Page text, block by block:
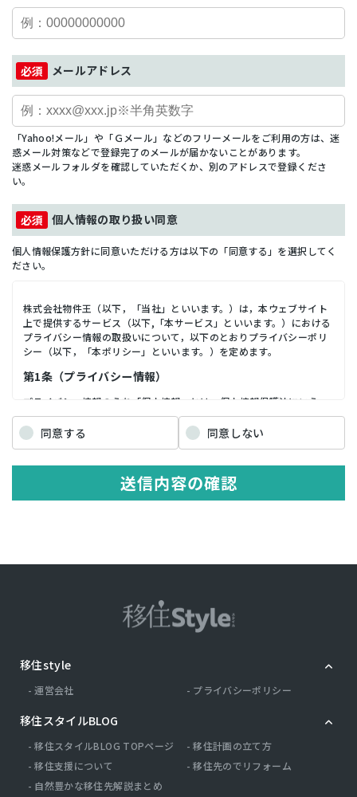
メールアドレス
「Yahoo!メール」や「Ｇメール」などのフリーメールをご利用の方は、迷
惑メール対策などで登録完了のメールが届かないことがあります。
迷惑メールフォルダを確認していただくか、別のアドレスで登録くださ
い。
個人情報の取り扱い同意
個人情報保護方針に同意いただける方は以下の「同意する」を選択してく
ださい。
株式会社物件王（以下，「当社」といいます。）は，本ウェブサイト
上で提供するサービス（以下,「本サービス」といいます。）における
プライバシー情報の取扱いについて，以下のとおりプライバシーポリ
シー（以下，「本ポリシー」といいます。）を定めます。
第1条（プライバシー情報）
プライバシー情報のうち「個人情報」とは，個人情報保護法にいう
「個人情報」を指すものとし，生存する個人に関する情報であって，
当該情報に含まれる氏名，生年月日，住所，電話番号，連絡先その他
の記述等により特定の個人を識別できる情報を指します。 プライバシ
情報」以外のものをいい，ご利用いただいたサービスやご購入いただ
いた商品，ご覧になったページや広告の履歴，ユーザーが検索された
検索キーワード，ご利用日時，ご利用の方法，ご利用環境，郵便番号
第２条（プライバシー情報の収集方法）
番号，メールアドレス，銀行口座番号，クレジットカード番号，運転
免許証番号などの個人情報をお尋ねすることがあります。また，ユー
ザーと提携先などとの間でなされたユーザーの個人情報を含む取引記
配信先などを含みます。以下，｢提携先｣といいます。）などから収集
することがあります。 当社は，ユーザーについて，利用したサービス
やソフトウエア，購入した商品，閲覧したページや広告の履歴，検索
じてご利用の場合の当該端末の通信状態，利用に際しての各種設定情
報なども含みます），IPアドレス，クッキー情報，位置情報，端末の
個体識別情報などの履歴情報および特性情報を，ユーザーが当社や提
携先のサービスを利用しまたはページを閲覧する際に収集します。
第３条（個人情報を収集・利用する目的）
同意する 同意しない
送信内容の確認
移住style
運営会社 プライバシーポリシー
移住スタイルBLOG
移住スタイルBLOG TOPページ
移住計画の立て方
移住支援について
移住先のでリフォーム
自然豊かな移住先解説まとめ